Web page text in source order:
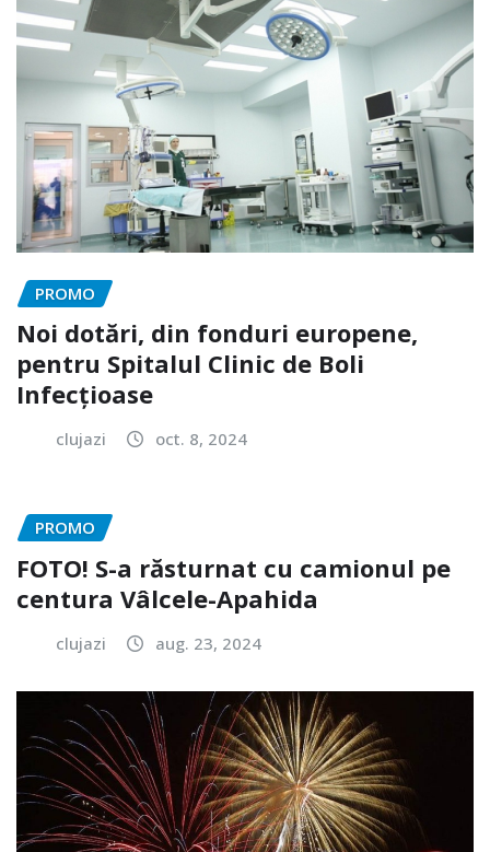
PROMO
Noi dotări, din fonduri europene,
pentru Spitalul Clinic de Boli
Infecțioase
clujazi oct. 8, 2024
PROMO
FOTO! S-a răsturnat cu camionul pe
centura Vâlcele-Apahida
clujazi aug. 23, 2024